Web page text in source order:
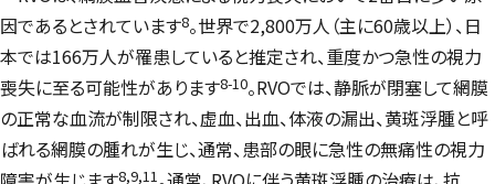
因であるとされています8。世界で2,800万人（主に60歳以上）、日
本では166万人が罹患していると推定され、重度かつ急性の視力
喪失に至る可能性があります8-10。RVOでは、静脈が閉塞して網膜
の正常な血流が制限され、虚血、出血、体液の漏出、黄斑浮腫と呼
ばれる網膜の腫れが生じ、通常、患部の眼に急性の無痛性の視力
8,9,11